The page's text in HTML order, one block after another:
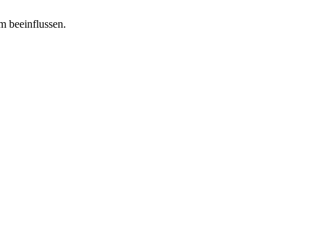
beeinflussen.